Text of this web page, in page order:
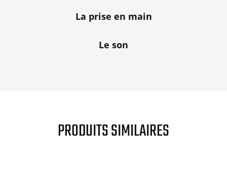
La prise en main
Le son
PRODUITS SIMILAIRES